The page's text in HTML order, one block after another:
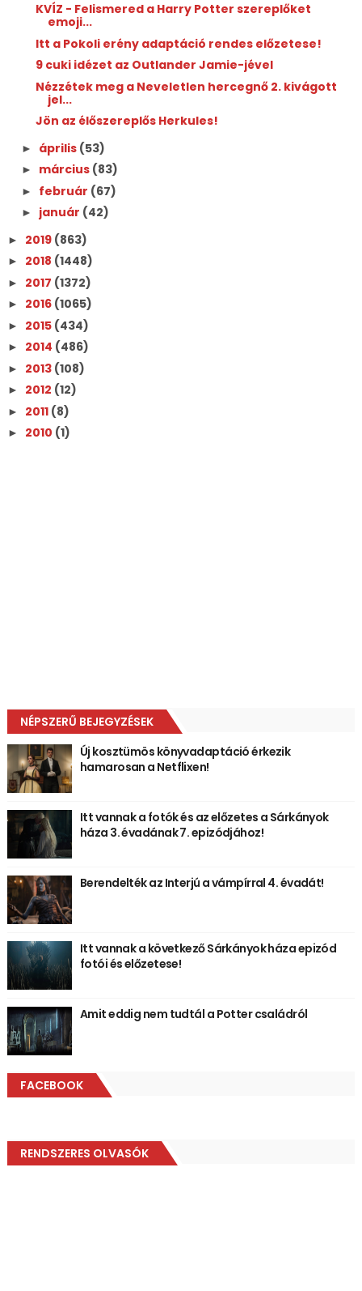
KVÍZ - Felismered a Harry Potter szereplőket
emoji...
Itt a Pokoli erény adaptáció rendes előzetese!
9 cuki idézet az Outlander Jamie-jével
Nézzétek meg a Neveletlen hercegnő 2. kivágott
jel...
Jön az élőszereplős Herkules!
► április (53)
► március (83)
► február (67)
► január (42)
► 2019 (863)
► 2018 (1448)
► 2017 (1372)
► 2016 (1065)
► 2015 (434)
► 2014 (486)
► 2013 (108)
► 2012 (12)
► 2011 (8)
► 2010 (1)
NÉPSZERŰ BEJEGYZÉSEK
Új kosztümös könyvadaptáció érkezik
hamarosan a Netflixen!
Itt vannak a fotók és az előzetes a Sárkányok
háza 3. évadának 7. epizódjához!
Berendelték az Interjú a vámpírral 4. évadát!
Itt vannak a következő Sárkányok háza epizód
fotói és előzetese!
Amit eddig nem tudtál a Potter családról
FACEBOOK
RENDSZERES OLVASÓK